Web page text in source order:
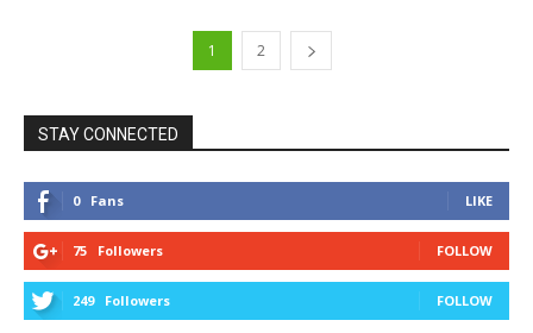
1 2
STAY CONNECTED
0 Fans LIKE
75 Followers FOLLOW
249 Followers FOLLOW